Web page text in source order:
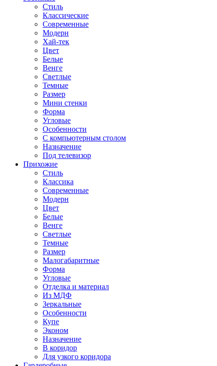
Стиль
Классические
Современные
Модерн
Хай-тек
Цвет
Белые
Венге
Светлые
Темные
Размер
Мини стенки
Форма
Угловые
Особенности
С компьютерным столом
Назначение
Под телевизор
Прихожие
Стиль
Классика
Современные
Модерн
Цвет
Белые
Венге
Светлые
Темные
Размер
Малогабаритные
Форма
Угловые
Отделка и материал
Из МДФ
Зеркальные
Особенности
Купе
Эконом
Назначение
В коридор
Для узкого коридора